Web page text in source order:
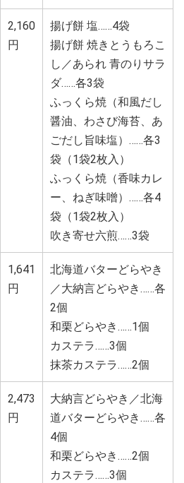
2,160
円
揚げ餅 塩……4袋
揚げ餅 焼きとうもろこ
し／あられ 青のりサラ
ダ……各3袋
ふっくら焼（和風だし
醤油、わさび海苔、あ
ごだし旨味塩）……各3
袋（1袋2枚入）
ふっくら焼（香味カレ
ー、ねぎ味噌）……各4
袋（1袋2枚入）
吹き寄せ六煎……3袋
1,641
円
北海道バターどらやき
／大納言どらやき……各
2個
和栗どらやき……1個
カステラ……3個
抹茶カステラ……2個
2,473
円
大納言どらやき／北海
道バターどらやき……各
4個
和栗どらやき……2個
カステラ……3個